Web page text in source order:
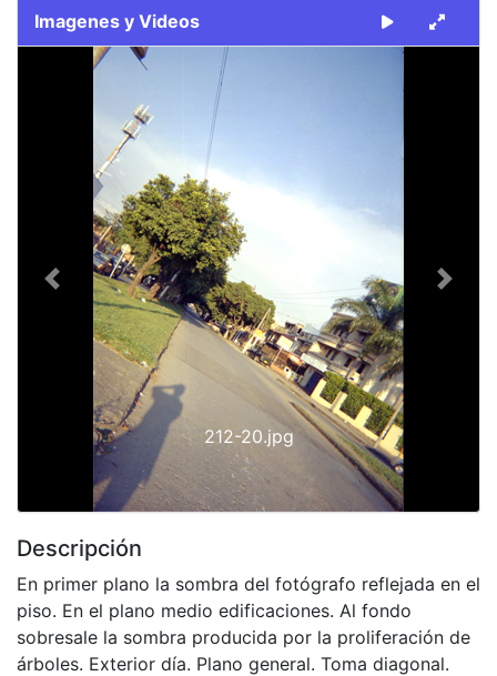
Imagenes y Videos
Slide 1 of 1
212-20.jpg
Previous Next
Descripción
En primer plano la sombra del fotógrafo reflejada en el
piso. En el plano medio edificaciones. Al fondo
sobresale la sombra producida por la proliferación de
árboles. Exterior día. Plano general. Toma diagonal.